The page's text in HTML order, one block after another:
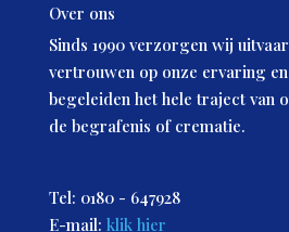
Over ons
Sinds 1990 verzorgen wij
vertrouwen op onze ervaring
begeleiden het hele traject van
de begrafenis of crematie.
Tel: 0180 - 647928
E-mail: klik hier